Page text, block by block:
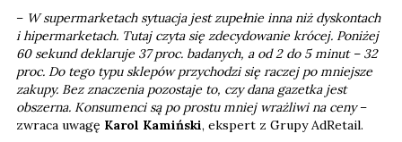
– W supermarketach sytuacja jest zupełnie inna niż dyskontach
i hipermarketach. Tutaj czyta się zdecydowanie krócej. Poniżej
60 sekund deklaruje 37 proc. badanych, a od 2 do 5 minut – 32
proc. Do tego typu sklepów przychodzi się raczej po mniejsze
zakupy. Bez znaczenia pozostaje to, czy dana gazetka jest
obszerna. Konsumenci są po prostu mniej wrażliwi na ceny–
zwraca uwagę Karol Kamiński, ekspert z Grupy AdRetail.